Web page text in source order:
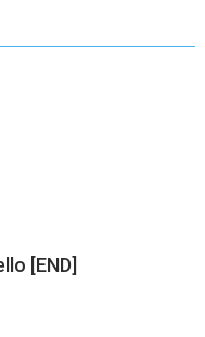
[END]